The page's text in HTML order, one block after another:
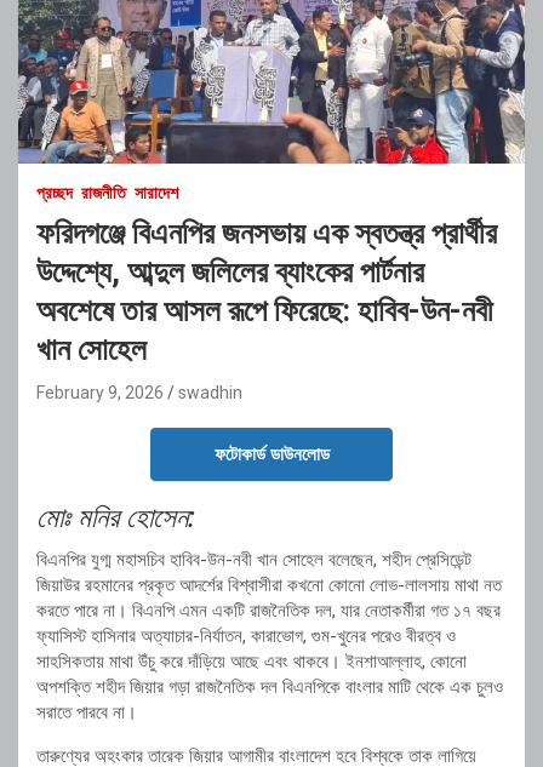
প্রচ্ছদ রাজনীতি সারাদেশ
ফরিদগঞ্জে বিএনপির জনসভায় এক স্বতন্ত্র প্রার্থীর
উদ্দেশ্যে, আব্দুল জলিলের ব্যাংকের পার্টনার
অবশেষে তার আসল রূপে ফিরেছে: হাবিব-উন-নবী
খান সোহেল
February 9, 2026 swadhin
ফটোকার্ড ডাউনলোড
মোঃ মনির হোসেন:
বিএনপির যুগ্ম মহাসচিব হাবিব-উন-নবী খান সোহেল বলেছেন, শহীদ প্রেসিডেন্ট
জিয়াউর রহমানের প্রকৃত আদর্শের বিশ্বাসীরা কখনো কোনো লোভ-লালসায় মাথা নত
করতে পারে না। বিএনপি এমন একটি রাজনৈতিক দল, যার নেতাকর্মীরা গত ১৭ বছর
ফ্যাসিস্ট হাসিনার অত্যাচার-নির্যাতন, কারাভোগ, গুম-খুনের পরেও বীরত্ব ও
সাহসিকতায় মাথা উঁচু করে দাঁড়িয়ে আছে এবং থাকবে। ইনশাআল্লাহ, কোনো
অপশক্তি শহীদ জিয়ার গড়া রাজনৈতিক দল বিএনপিকে বাংলার মাটি থেকে এক চুলও
সরাতে পারবে না।
তারুণ্যের অহংকার তারেক জিয়ার আগামীর বাংলাদেশ হবে বিশ্বকে তাক লাগিয়ে